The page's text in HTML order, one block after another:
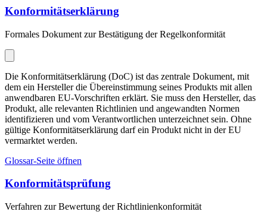
Konformitätserklärung
Formales Dokument zur Bestätigung der Regelkonformität
Die Konformitätserklärung (DoC) ist das zentrale Dokument, mit
dem ein Hersteller die Übereinstimmung seines Produkts mit allen
anwendbaren EU-Vorschriften erklärt. Sie muss den Hersteller, das
Produkt, alle relevanten Richtlinien und angewandten Normen
identifizieren und vom Verantwortlichen unterzeichnet sein. Ohne
gültige Konformitätserklärung darf ein Produkt nicht in der EU
vermarktet werden.
Glossar-Seite öffnen
Konformitätsprüfung
Verfahren zur Bewertung der Richtlinienkonformität